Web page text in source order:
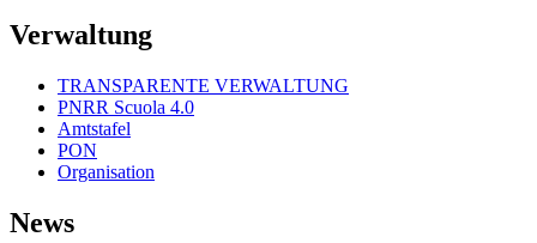
Verwaltung
TRANSPARENTE VERWALTUNG
PNRR Scuola 4.0
Amtstafel
PON
Organisation
News